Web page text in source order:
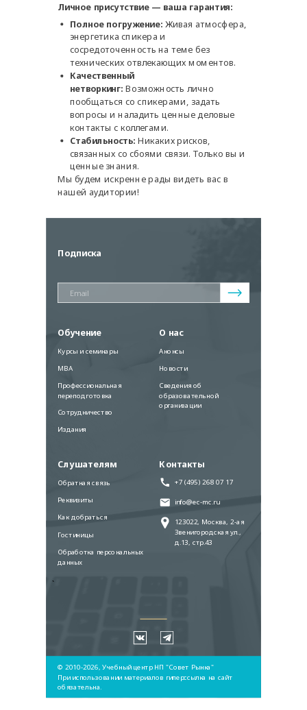
Личное присутствие — ваша гарантия:
Полное погружение: Живая атмосфера,
энергетика спикера и
сосредоточенность на теме без
технических отвлекающих моментов.
Качественный
нетворкинг: Возможность лично
пообщаться со спикерами, задать
вопросы и наладить ценные деловые
контакты с коллегами.
Стабильность: Никаких рисков,
связанных со сбоями связи. Только вы и
ценные знания.
Мы будем искренне рады видеть вас в
нашей аудитории!
Подписка
Обучение
Курсы и семинары
MBA
Профессиональная
переподготовка
Сотрудничество
Издания
О нас
Анонсы
Новости
Сведения об
образовательной
организации
Слушателям
Обратная связь
Реквизиты
Как добраться
Гостиницы
Обработка персональных
данных
Контакты
+7 (495) 268 07 17
info@ec-mc.ru
123022, Москва, 2-ая
Звенигородская ул.,
д.13, стр.43
`
© 2010-2026, Учебный центр НП "Совет Рынка"
При использовании материалов гиперссылка на сайт
обязательна.